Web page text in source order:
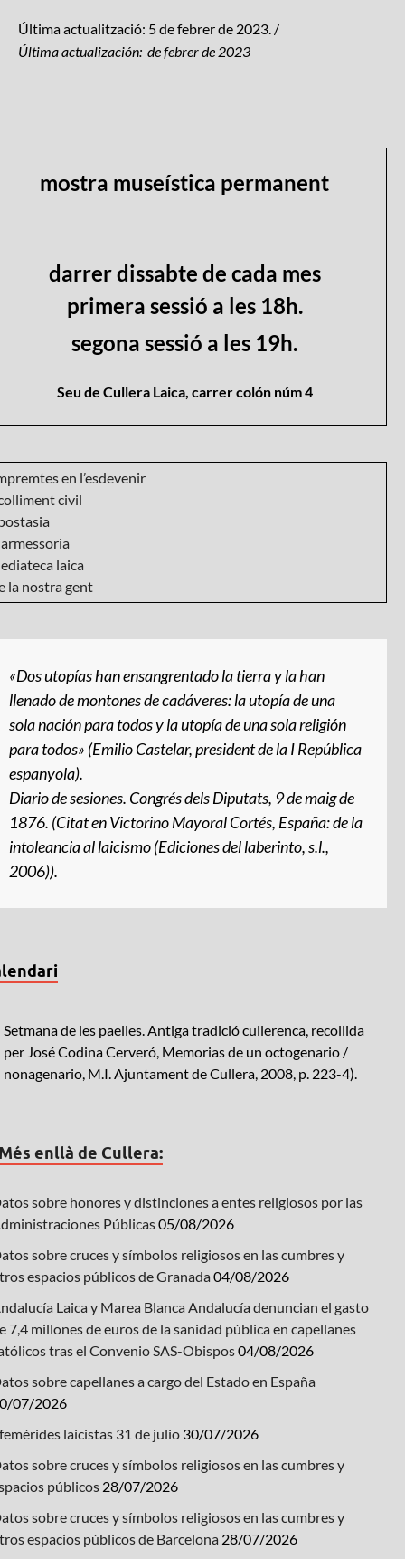
Última actualització: 5 de febrer de 2023. /
Última actualización: de febrer de 2023
mostra museística permanent
darrer dissabte de cada mes
primera sessió a les 18h.
segona sessió a les 19h.
Seu de Cullera Laica, carrer colón núm 4
en l’esdevenir
civil
laica
la nostra gent
«Dos utopías han ensangrentado la tierra y la han
llenado de montones de cadáveres: la utopía de una
sola nación para todos y la utopía de una sola religión
para todos» (Emilio Castelar, president de la I República
espanyola).
Diario de sesiones. Congrés dels Diputats, 9 de maig de
1876. (Citat en Victorino Mayoral Cortés, España: de la
intoleancia al laicismo(Ediciones del laberinto, s.l.,
2006)).
Setmana de les paelles. Antiga tradició cullerenca, recollida
per José Codina Cerveró, Memorias de un octogenario /
nonagenario, M.I. Ajuntament de Cullera, 2008, p. 223-4).
enllà de Cullera:
sobre honores y distinciones a entes religiosos por las
Públicas05/08/2026
sobre cruces y símbolos religiosos en las cumbres y
espacios públicos de Granada04/08/2026
Laica y Marea Blanca Andalucía denuncian el gasto
7,4 millones de euros de la sanidad pública en capellanes
tras el Convenio SAS-Obispos04/08/2026
sobre capellanes a cargo del Estado en España
07/2026
laicistas 31 de julio 30/07/2026
sobre cruces y símbolos religiosos en las cumbres y
públicos 28/07/2026
sobre cruces y símbolos religiosos en las cumbres y
espacios públicos de Barcelona 28/07/2026